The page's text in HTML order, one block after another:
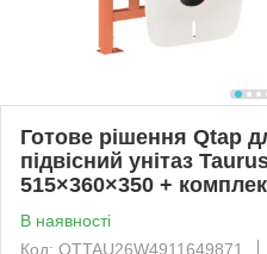
Готове рішення Qtap
підвісний унітаз
515×360×350 +
В наявності
Код: QTTAU26W4911649871